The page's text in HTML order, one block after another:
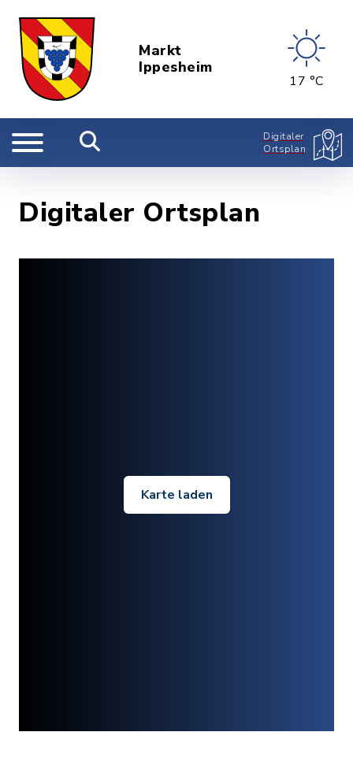
Markt
Ippesheim
17 °C
Digitaler
Ortsplan
Digitaler Ortsplan
Karte laden